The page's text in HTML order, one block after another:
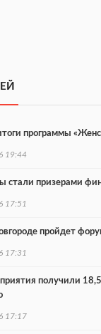
программы
19:44
стали призерами
17:51
пройдет
17:31
получили
17:17